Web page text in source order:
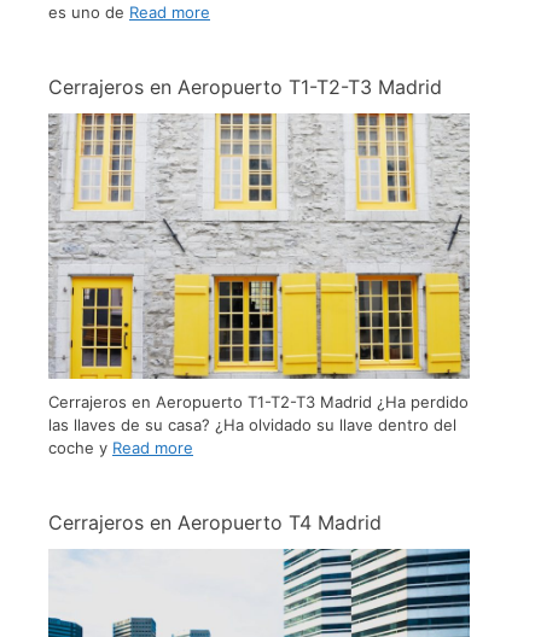
es uno de Read more
Cerrajeros en Aeropuerto T1-T2-T3 Madrid
Cerrajeros en Aeropuerto T1-T2-T3 Madrid ¿Ha perdido
las llaves de su casa? ¿Ha olvidado su llave dentro del
coche y Read more
Cerrajeros en Aeropuerto T4 Madrid